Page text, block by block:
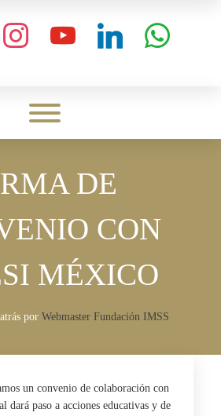
instagram youtube linkedin whatsapp
Toggle menu visibility.
DE
CON
MÉXICO
por Webmaster Fundación IMSS
un convenio de colaboración con
dará paso a acciones educativas y de